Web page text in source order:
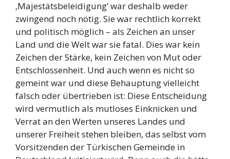
‚Majestätsbeleidigung’ war deshalb weder
zwingend noch nötig. Sie war rechtlich korrekt
und politisch möglich – als Zeichen an unser
Land und die Welt war sie fatal. Dies war kein
Zeichen der Stärke, kein Zeichen von Mut oder
Entschlossenheit. Und auch wenn es nicht so
gemeint war und diese Behauptung vielleicht
falsch oder übertrieben ist: Diese Entscheidung
wird vermutlich als mutloses Einknicken und
Verrat an den Werten unseres Landes und
unserer Freiheit stehen bleiben, das selbst vom
Vorsitzenden der Türkischen Gemeinde in